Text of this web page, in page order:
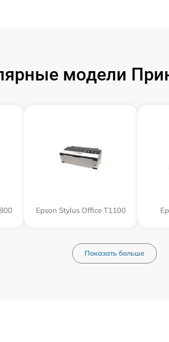
модели
Epson Stylus Office T1100
Показать больше